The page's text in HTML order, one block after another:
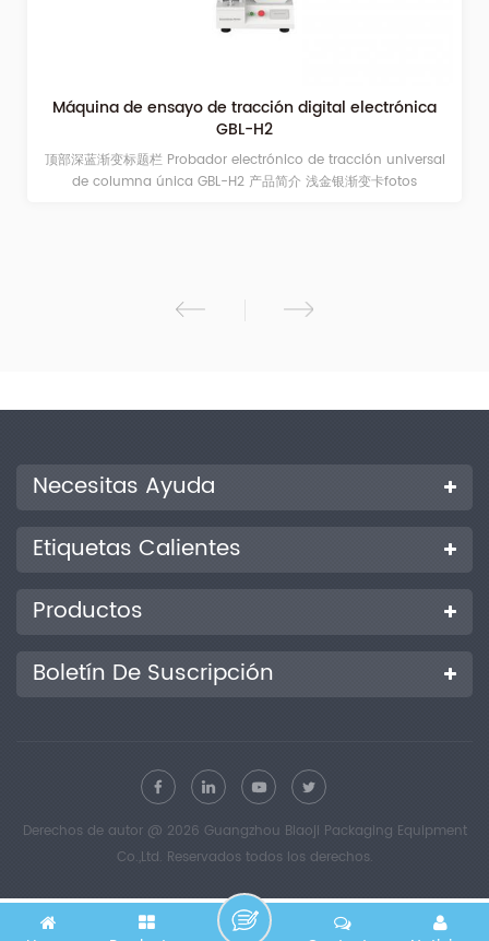
Máquina de ensayo de tracción digital electrónica
GBL-H2
顶部深蓝渐变标题栏 Probador electrónico de tracción universal
de columna única GBL-H2 产品简介 浅金银渐变卡fotos
sensores de alta precisión, ofrece una gran exactitud en la
de límite, protección contra sobrecarga y parada de
emergencia. Este equipo de ensayo se utiliza para pruebas de
tracción, pelado, termosellado, desgarro, perforación y otras
propiedades mecánicas de materiales metálicos y no
metálicos. Cumple con los requisitos técnicos de los
organismos nacionales de supervisión y se aplica
ampliamente en el control de calidad de películas plásticas,
alimentos y productos farmacéuticos, así como en la
investigación científica y los experimentos docentes de
instituciones de ensayo y centros educativos. 测试原理 浅金银渐
变卡片 + 配图 Principio de prueba Sujete la muestra preparada
variaciones de fuerza durante la prueba, y el sensor de
desplazamiento integrado registra dichas variaciones.
muestra, tales como la resistencia a la tracción, la resistencia
al despegue, el rendimiento del sellado térmico y la resistencia
cumplimiento GB 8808, GB 13022, GB/T 1040, GB 4850, GB/T
7753, GB/T 7754, GB/T 453, GB/T 17200, GB/T 16578.1, QB/T 1130,
Necesitas Ayuda
Etiquetas Calientes
Productos
Boletín De Suscripción
Derechos de autor @ 2026 Guangzhou Biaoji Packaging Equipment
Co.,Ltd. Reservados todos los derechos.